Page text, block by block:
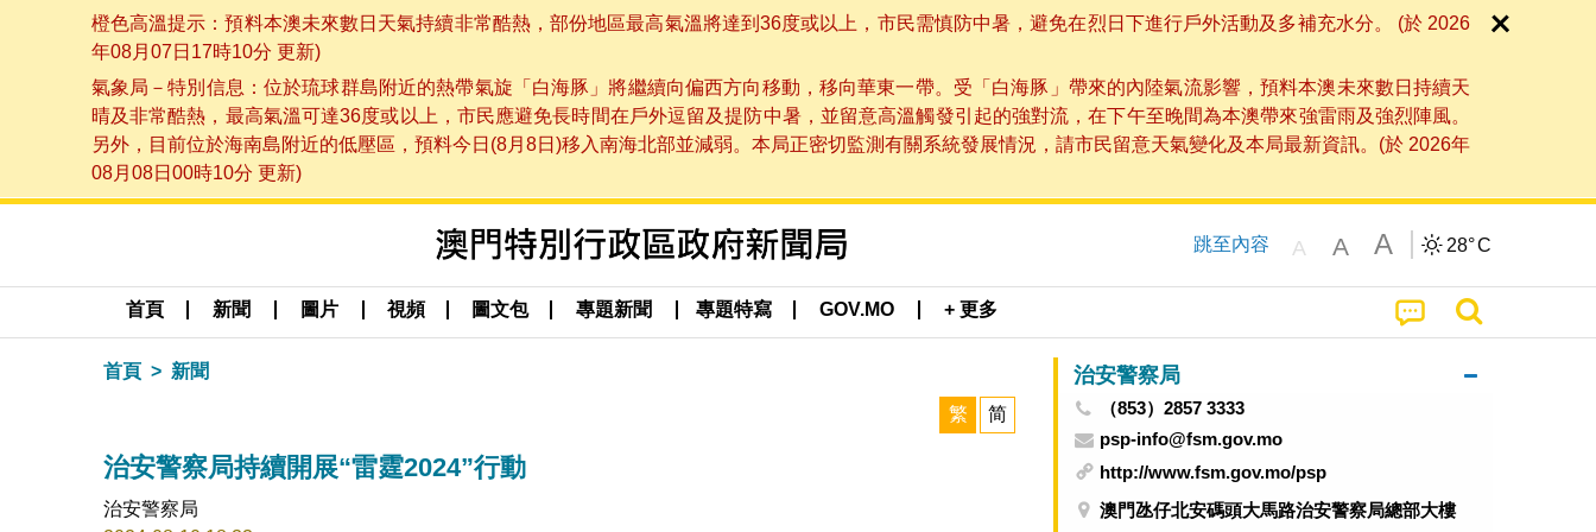
橙色高溫提示：預料本澳未來數日天氣持續非常酷熱，部份地區最高氣溫將達到36度或以上，市民需慎防中暑，避免在烈日下進行戶外活動及多補充水分。 (於 2026
年08月07日17時10分 更新)
氣象局－特別信息：位於琉球群島附近的熱帶氣旋「白海豚」將繼續向偏西方向移動，移向華東一帶。受「白海豚」帶來的內陸氣流影響，預料本澳未來數日持續天
晴及非常酷熱，最高氣溫可達36度或以上，市民應避免長時間在戶外逗留及提防中暑，並留意高溫觸發引起的強對流，在下午至晚間為本澳帶來強雷雨及強烈陣風。
另外，目前位於海南島附近的低壓區，預料今日(8月8日)移入南海北部並減弱。本局正密切監測有關系統發展情況，請市民留意天氣變化及本局最新資訊。(於 2026年
08月08日00時10分 更新)
跳至內容 A A A 28°C
首頁 新聞 圖片 視頻 圖文包 專題新聞 專題特寫 GOV.MO + 更多
首頁 新聞
繁 简
治安警察局持續開展“雷霆2024”行動
治安警察局
治安警察局
（853）2857 3333
psp-info@fsm.gov.mo
http://www.fsm.gov.mo/psp
澳門氹仔北安碼頭大馬路治安警察局總部大樓